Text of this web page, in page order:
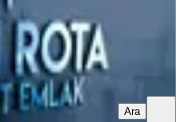
Taner B
Ara